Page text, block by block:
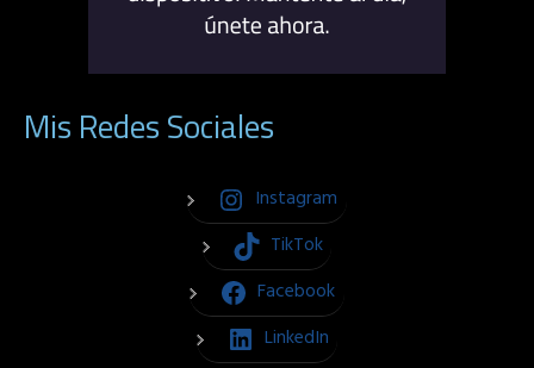
Mis Redes Sociales
Instagram
TikTok
Facebook
LinkedIn